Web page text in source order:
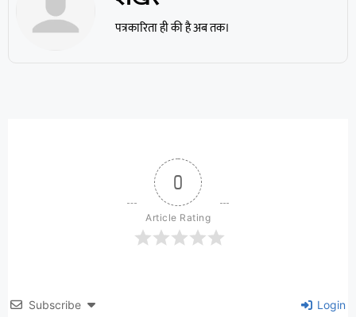
पत्रकारिता ही की है अब तक।
0
Article Rating
Subscribe Login